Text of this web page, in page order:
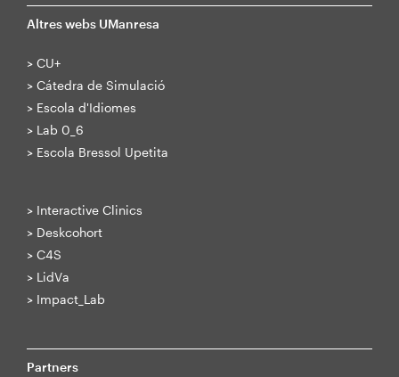
Altres webs UManresa
> CU+
> Cátedra de Simulació
> Escola d'Idiomes
> Lab 0_6
> Escola Bressol Upetita
> Interactive Clinics
> Deskcohort
> C4S
> LidVa
> Impact_Lab
Partners